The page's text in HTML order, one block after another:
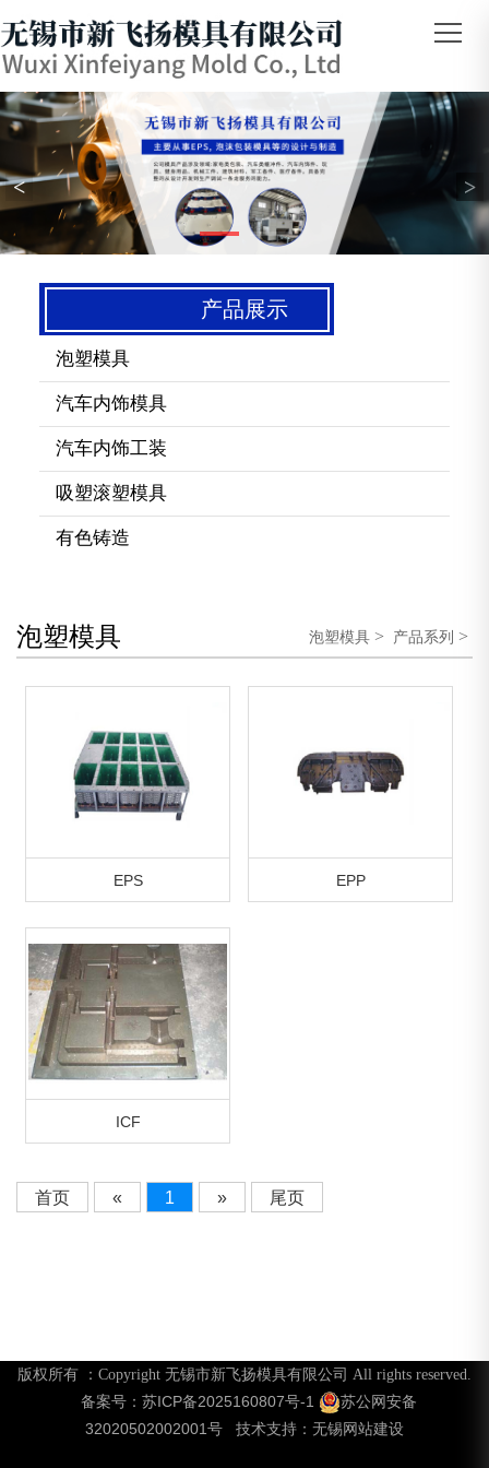
< >
产品展示
泡塑模具
汽车内饰模具
汽车内饰工装
吸塑滚塑模具
有色铸造
泡塑模具 泡塑模具 > 产品系列 >
EPS EPP
ICF
首页 « 1 » 尾页
版权所有 ：Copyright 无锡市新飞扬模具有限公司 All rights reserved.
备案号： 苏ICP备2025160807号-1
苏公网安备
32020502002001号 技术支持： 无锡网站建设